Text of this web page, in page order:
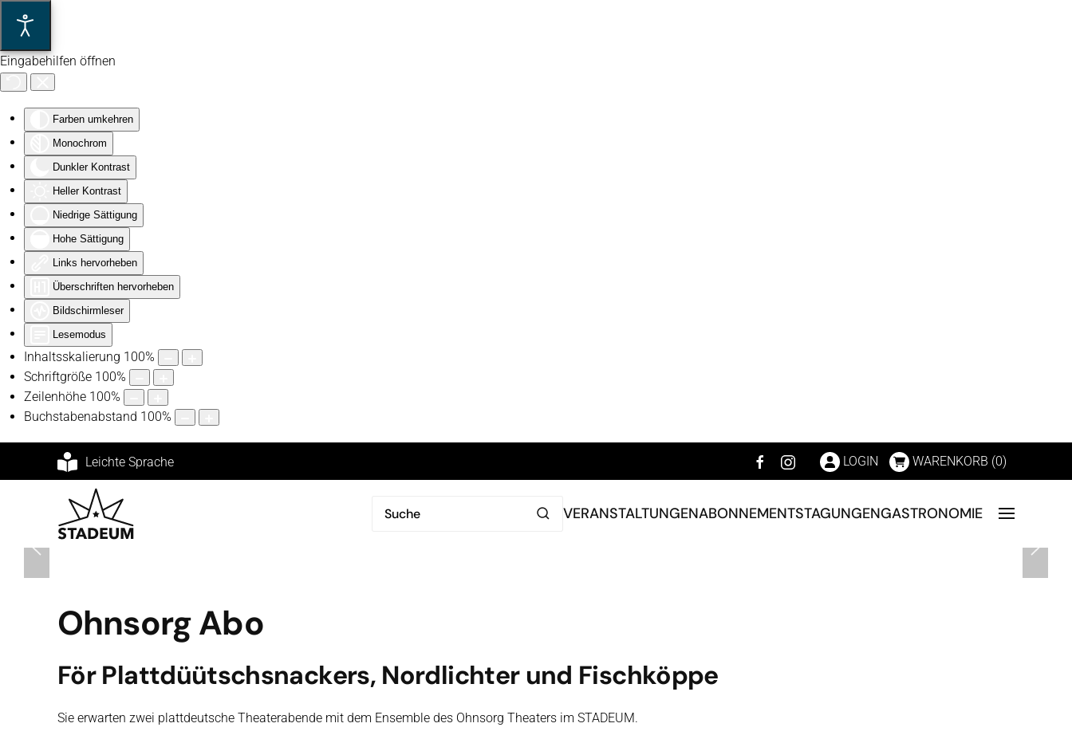
Eingabehilfen öffnen
Farben umkehren
Monochrom
Dunkler Kontrast
Heller Kontrast
Niedrige Sättigung
Hohe Sättigung
Links hervorheben
Überschriften hervorheben
Bildschirmleser
Lesemodus
Inhaltsskalierung 100%
Schriftgröße 100%
Zeilenhöhe 100%
Buchstabenabstand 100%
Leichte Sprache LOGIN WARENKORB (0)
VERANSTALTUNGENABONNEMENTSTAGUNGENGASTRONOMIE
Ohnsorg Abo
För Plattdüütschsnackers, Nordlichter und Fischköppe
Sie erwarten zwei plattdeutsche Theaterabende mit dem Ensemble des Ohnsorg Theaters im STADEUM.